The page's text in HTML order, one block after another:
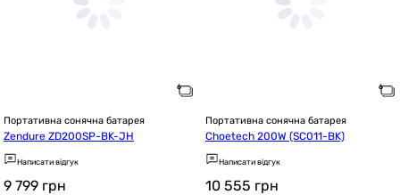
Портативна сонячна батарея
Zendure ZD200SP-BK-JH
Написати відгук
9 799 грн
Портативна сонячна батарея
Choetech 200W (SC011-BK)
Написати відгук
10 555 грн